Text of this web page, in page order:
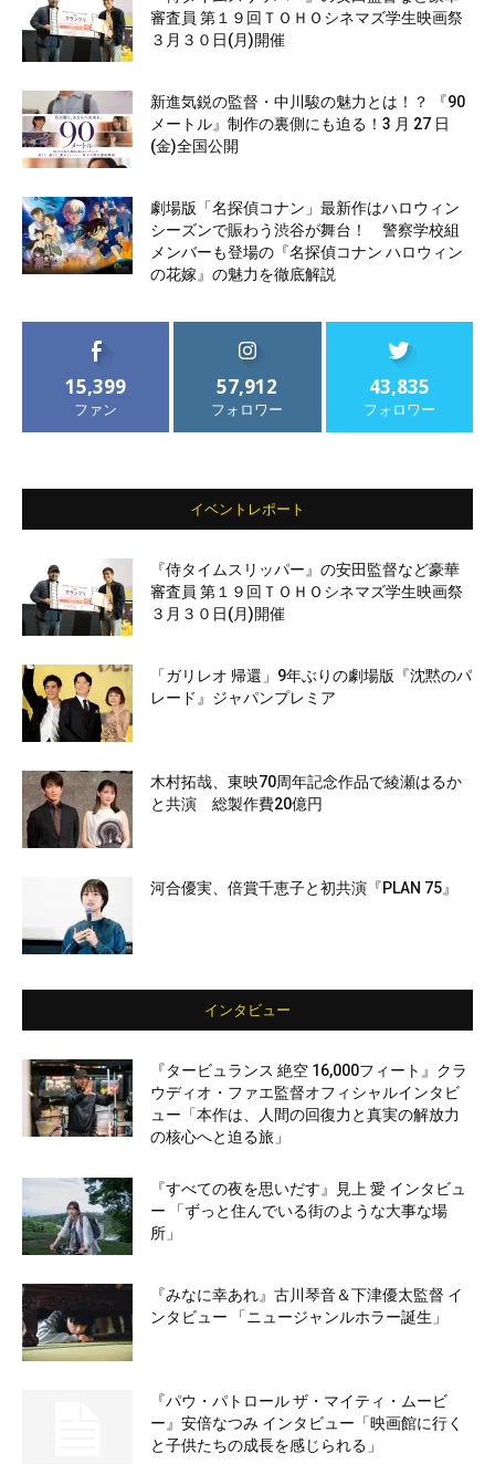
審査員 第１９回ＴＯＨＯシネマズ学生映画祭
３月３０日(月)開催
新進気鋭の監督・中川駿の魅力とは！？ 『90
メートル』制作の裏側にも迫る！3 月 27 日
(金)全国公開
劇場版「名探偵コナン」最新作はハロウィン
シーズンで賑わう渋谷が舞台！ 警察学校組
メンバーも登場の『名探偵コナン ハロウィン
の花嫁』の魅力を徹底解説
15,399
ファン
57,912
フォロワー
43,835
フォロワー
イベントレポート
『侍タイムスリッパー』の安田監督など豪華
審査員 第１９回ＴＯＨＯシネマズ学生映画祭
３月３０日(月)開催
「ガリレオ 帰還」9年ぶりの劇場版『沈黙のパ
レード』ジャパンプレミア
木村拓哉、東映70周年記念作品で綾瀬はるか
と共演 総製作費20億円
河合優実、倍賞千恵子と初共演『PLAN 75』
インタビュー
『タービュランス 絶空 16,000フィート』クラ
ウディオ・ファエ監督オフィシャルインタビ
ュー「本作は、人間の回復力と真実の解放力
の核心へと迫る旅」
『すべての夜を思いだす』見上 愛 インタビュ
ー 「ずっと住んでいる街のような大事な場
所」
『みなに幸あれ』古川琴音＆下津優太監督 イ
ンタビュー 「ニュージャンルホラー誕生」
『パウ・パトロール ザ・マイティ・ムービ
ー』安倍なつみ インタビュー「映画館に行く
と子供たちの成長を感じられる」